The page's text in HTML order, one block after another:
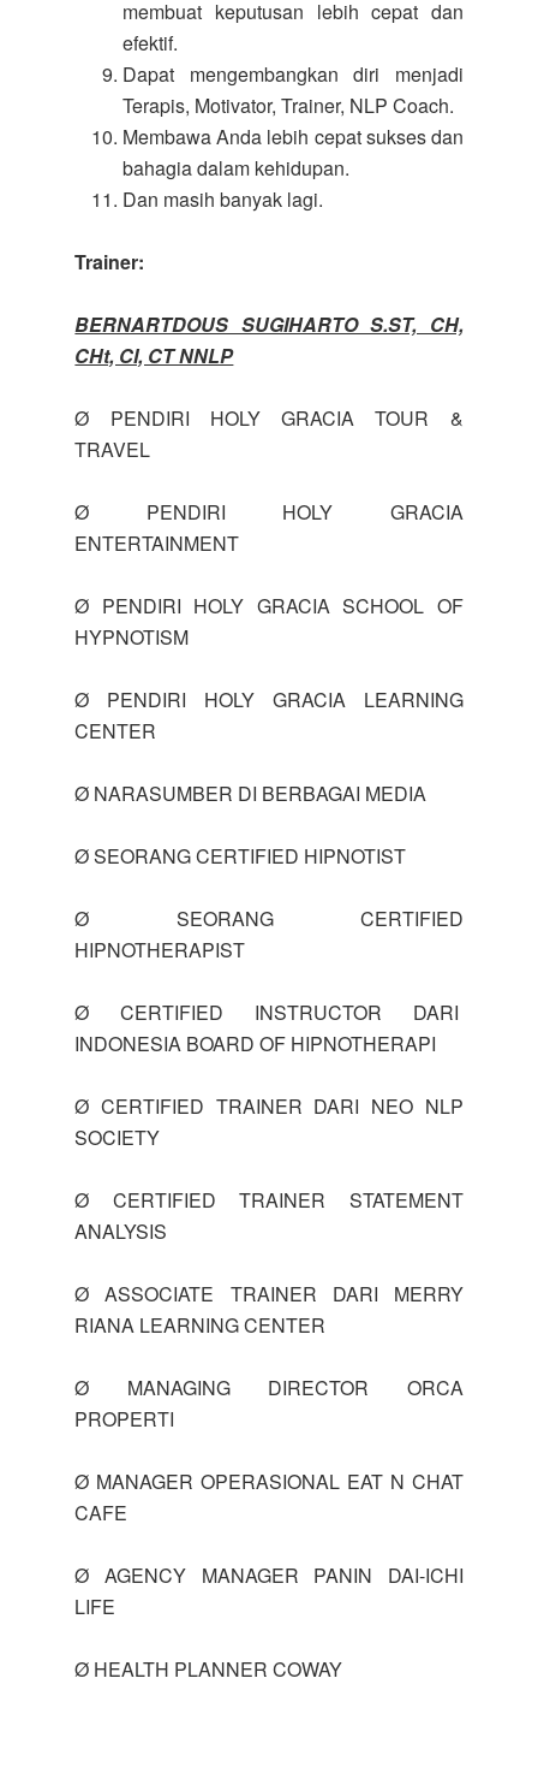
membuat keputusan lebih cepat dan
efektif.
Dapat mengembangkan diri menjadi
Terapis, Motivator, Trainer, NLP Coach.
Membawa Anda lebih cepat sukses dan
bahagia dalam kehidupan.
Dan masih banyak lagi.
Trainer:
BERNARTDOUS SUGIHARTO S.ST, CH,
CHt, CI, CT NNLP
Ø PENDIRI HOLY GRACIA TOUR &
TRAVEL
Ø PENDIRI HOLY GRACIA
ENTERTAINMENT
Ø PENDIRI HOLY GRACIA SCHOOL OF
HYPNOTISM
Ø PENDIRI HOLY GRACIA LEARNING
CENTER
Ø NARASUMBER DI BERBAGAI MEDIA
Ø SEORANG CERTIFIED HIPNOTIST
Ø SEORANG CERTIFIED
HIPNOTHERAPIST
Ø CERTIFIED INSTRUCTOR DARI
INDONESIA BOARD OF HIPNOTHERAPI
Ø CERTIFIED TRAINER DARI NEO NLP
SOCIETY
Ø CERTIFIED TRAINER STATEMENT
ANALYSIS
Ø ASSOCIATE TRAINER DARI MERRY
RIANA LEARNING CENTER
Ø MANAGING DIRECTOR ORCA
PROPERTI
Ø MANAGER OPERASIONAL EAT N CHAT
CAFE
Ø AGENCY MANAGER PANIN DAI-ICHI
LIFE
Ø HEALTH PLANNER COWAY